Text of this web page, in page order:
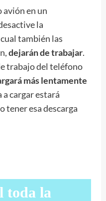
avión en un
la
también las
dejarán de trabajar.
trabajo del teléfono
más lentamente
a cargar estará
tener esa descarga
toda la